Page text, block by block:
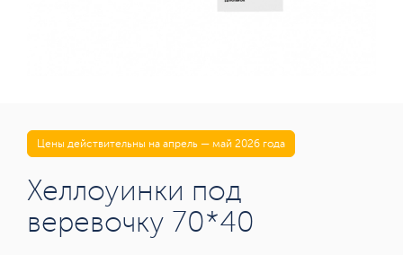
Цены действительны на апрель — май 2026 года
Хеллоуинки под
веревочку 70*40